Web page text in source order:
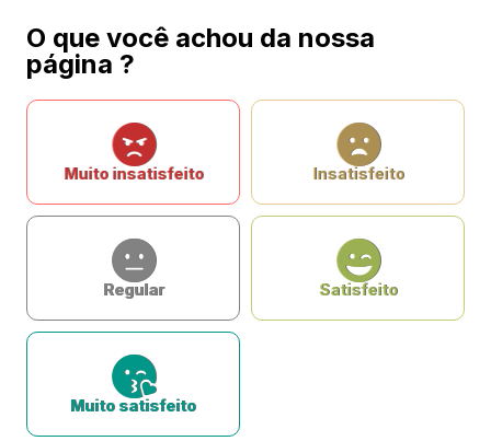
O que você achou da nossa
página ?
Muito insatisfeito Insatisfeito
Regular Satisfeito
Muito satisfeito